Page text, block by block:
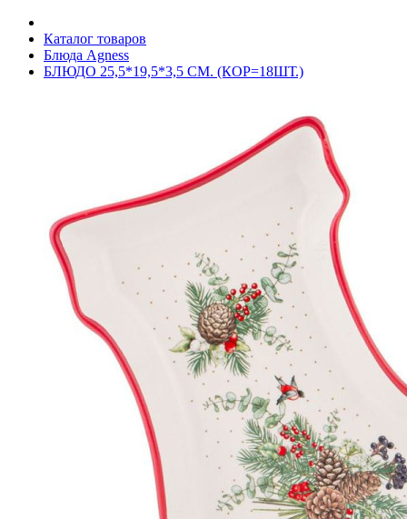
Каталог товаров
Блюда Agness
БЛЮДО 25,5*19,5*3,5 СМ. (КОР=18ШТ.)